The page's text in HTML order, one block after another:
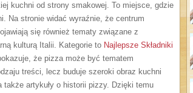
kuchni od strony smakowej. To miejsce, gdzie
Na stronie widać wyraźnie, że centrum
się również tematy związane z
kulturą Italii. Kategorie to Najlepsze Składniki
że pizza może być tematem
treści, lecz buduje szeroki obraz kuchni
także artykuły o historii pizzy. Dzięki temu